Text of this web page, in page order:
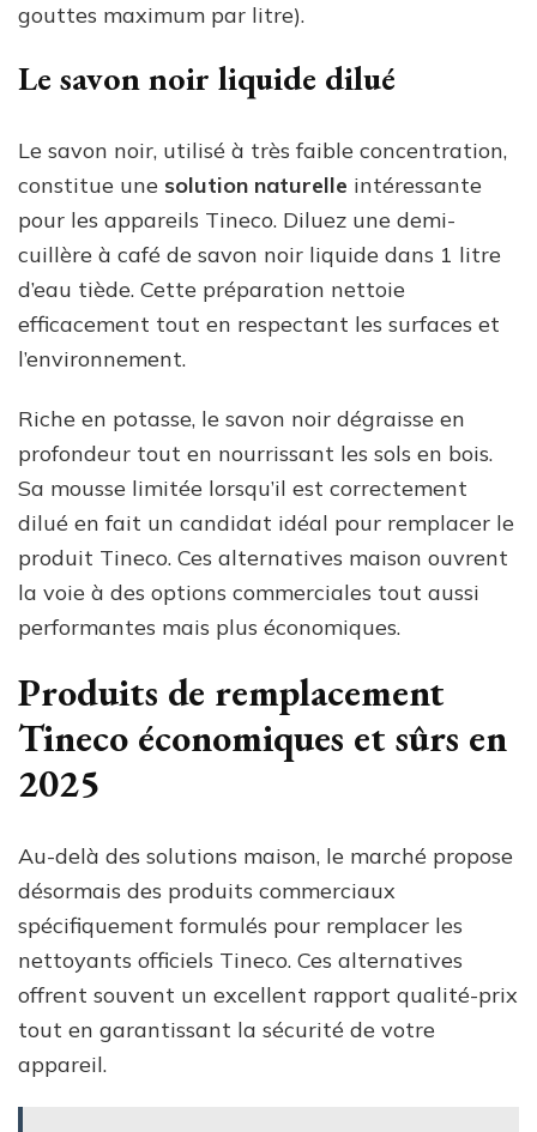
gouttes maximum par litre).
Le savon noir liquide dilué
Le savon noir, utilisé à très faible concentration,
constitue une solution naturelle intéressante
pour les appareils Tineco. Diluez une demi-
cuillère à café de savon noir liquide dans 1 litre
d’eau tiède. Cette préparation nettoie
efficacement tout en respectant les surfaces et
l’environnement.
Riche en potasse, le savon noir dégraisse en
profondeur tout en nourrissant les sols en bois.
Sa mousse limitée lorsqu’il est correctement
dilué en fait un candidat idéal pour remplacer le
produit Tineco. Ces alternatives maison ouvrent
la voie à des options commerciales tout aussi
performantes mais plus économiques.
Produits de remplacement
Tineco économiques et sûrs en
2025
Au-delà des solutions maison, le marché propose
désormais des produits commerciaux
spécifiquement formulés pour remplacer les
nettoyants officiels Tineco. Ces alternatives
offrent souvent un excellent rapport qualité-prix
tout en garantissant la sécurité de votre
appareil.